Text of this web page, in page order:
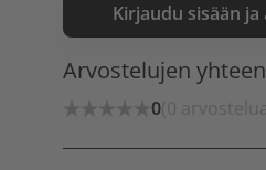
Kirjaudu sisään
Arvostelujen
0(0